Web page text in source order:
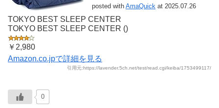
posted with AmaQuick at 2025.07.26
TOKYO BEST SLEEP CENTER
TOKYO BEST SLEEP CENTER ()
￥2,980
Amazon.co.jpで詳細を見る
引用元:https://lavender.5ch.net/test/read.cgi/keiba/1753499117/
0